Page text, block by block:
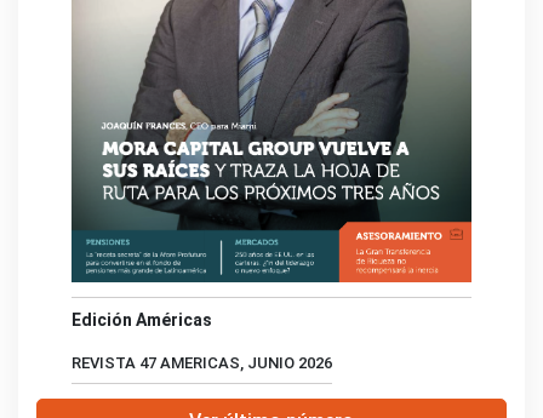
Edición Américas
REVISTA 47 AMERICAS, JUNIO 2026